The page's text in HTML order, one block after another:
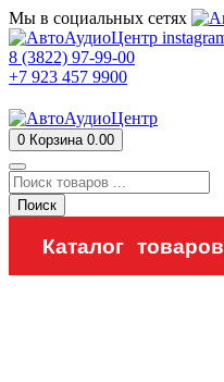
Мы в социальных сетях
8 (3822) 97-99-00
+7 923 457 9900
0 Корзина 0.00
Поиск
Каталог товаров